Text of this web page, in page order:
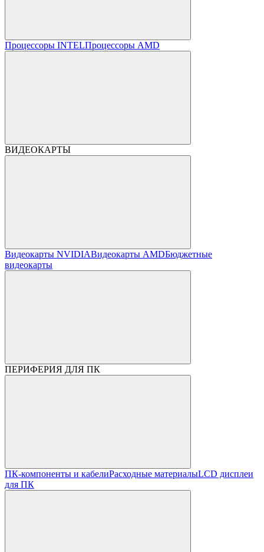
Процессоры INTELПроцессоры AMD
ВИДЕОКАРТЫ
Видеокарты NVIDIAВидеокарты AMDБюджетные
видеокарты
ПЕРИФЕРИЯ ДЛЯ ПК
ПК-компоненты и кабелиРасходные материалыLCD дисплеи
для ПК